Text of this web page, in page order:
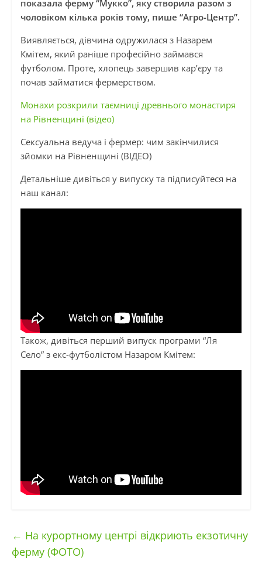
показала ферму “Мукко”, яку створила разом з
чоловіком кілька років тому, пише “Агро-Центр”.
Виявляється, дівчина одружилася з Назарем
Кмітем, який раніше професійно займався
футболом. Проте, хлопець завершив кар’єру та
почав займатися фермерством.
Монахи розкрили таємниці древнього монастиря
на Рівненщині (відео)
Сексуальна ведуча і фермер: чим закінчилися
зйомки на Рівненщині (ВІДЕО)
Детальніше дивіться у випуску та підписуйтеся на
наш канал:
Також, дивіться перший випуск програми “Ля
Село” з екс-футболістом Назаром Кмітем:
← На курортному центрі відкриють екзотичну
ферму (ФОТО)